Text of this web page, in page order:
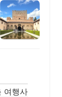
여행사